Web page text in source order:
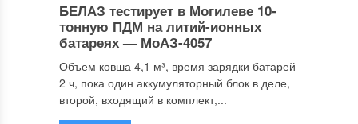
БЕЛАЗ тестирует в Могилеве 10-
тонную ПДМ на литий-ионных
батареях — МоАЗ-4057
Объем ковша 4,1 м³, время зарядки батарей
2 ч, пока один аккумуляторный блок в деле,
второй, входящий в комплект,...